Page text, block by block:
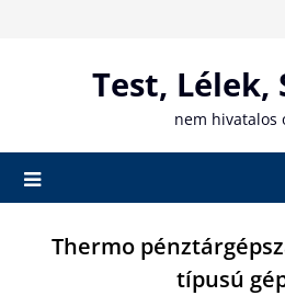
Test, Lélek,
nem hivatalos
Thermo
típusú